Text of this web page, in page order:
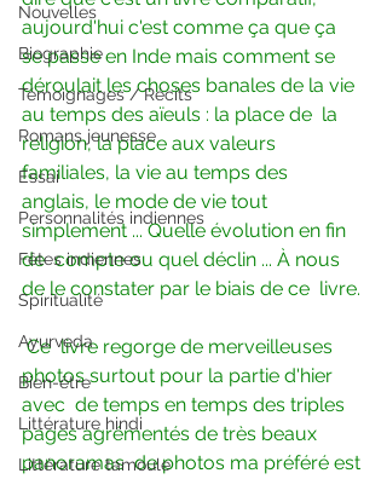
Nouvelles
Biographie
Témoignages / Récits
Romans jeunesse
Essai
Personnalités indiennes
Fêtes indiennes
Spiritualité
Ayurveda
Bien-être
Littérature hindi
Littérature tamoule
aujourd'hui c'est comme ça que ça
se passe en Inde mais comment se
déroulait les choses banales de la vie
au temps des aïeuls : la place de  la
religion, la place aux valeurs
familiales, la vie au temps des
anglais, le mode de vie tout
simplement ... Quelle évolution en fin
de  compte ou quel déclin ... À nous
de le constater par le biais de ce  livre.
Ce  livre regorge de merveilleuses
photos surtout pour la partie d'hier
avec  de temps en temps des triples
pages agrémentés de très beaux
panoramas  de photos ma préféré est